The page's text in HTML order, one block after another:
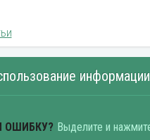
информации